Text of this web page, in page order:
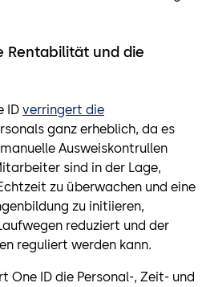
Rentabilität und die
ID verringert die
ganz erheblich, da es
Ausweiskontrullen
sind in der Lage,
zu überwachen und eine
zu initiieren,
reduziert und der
reguliert werden kann.
One ID die Personal-, Zeit- und